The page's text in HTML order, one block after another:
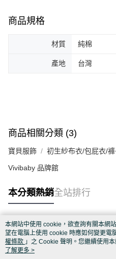
商品規格
材質 純棉
產地 台灣
商品相關分類 (3)
寶貝服飾 初生紗布衣/包屁衣/
Vivibaby 品牌館
本分類熱銷全站排行
熱門標籤
本網站中使用 cookie，欲查詢有關本網
望在電腦上使用 cookie 時應如何變更電
權條款 」之 Cookie 聲明。您繼續使用
用條款之 Cookie 聲明使用 cookie。
了解更多 >